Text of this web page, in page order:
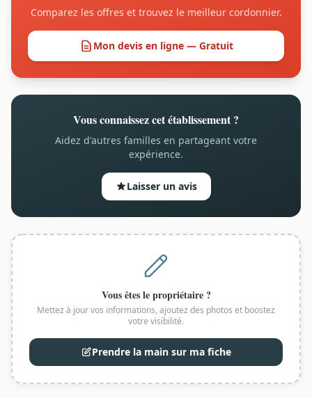
Comparez les offres et trouvez le meilleur cordonnier.
Mon devis en ligne — Gratuit
Vous connaissez cet établissement ?
Aidez d'autres familles en partageant votre
expérience.
Laisser un avis
Vous êtes le propriétaire ?
Mettez à jour vos informations, ajoutez des photos et boostez
votre visibilité.
Prendre la main sur ma fiche